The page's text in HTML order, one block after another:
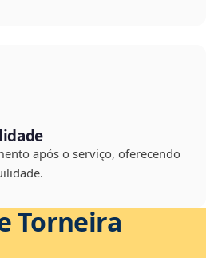
após o serviço, oferecendo
Torneira